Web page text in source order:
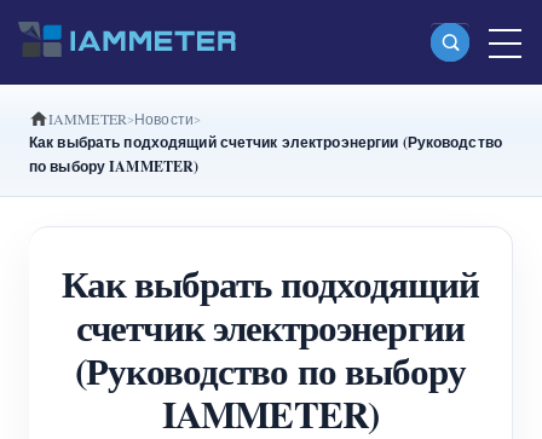
Продукты
(WEM3080)
Split-phase Wi-Fi-счетчик энергии (WEM2067)
Трехфазный Wi-Fi-счетчик энергии
(WEM3080T)
Трехфазный Wi-Fi-счетчик энергии
IAMMETER Новости
Как выбрать подходящий счетчик электроэнергии (Руководство
по выбору IAMMETER)
Как выбрать подходящий
счетчик электроэнергии
(Руководство по выбору
IAMMETER)